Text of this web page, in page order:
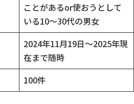
ことがあるor使おうとして
いる10〜30代の男女
2024年11月19日～2025年現
在まで随時
100件